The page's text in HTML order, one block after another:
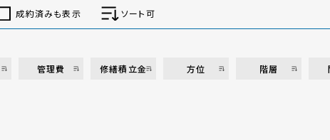
成約済みも表示 ソート可
管理費 修繕積立金 方位 階層